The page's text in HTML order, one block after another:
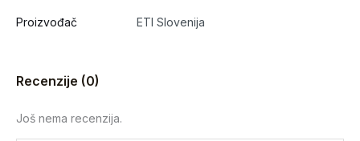
Proizvođač ETI Slovenija
Recenzije (0)
Još nema recenzija.